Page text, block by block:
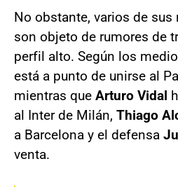
No obstante, varios de sus
son objeto de rumores de
perfil alto. Según los
está a punto de unirse al
mientras que Arturo Vidal
al Inter de Milán, Thiago
a Barcelona y el defensa
venta.